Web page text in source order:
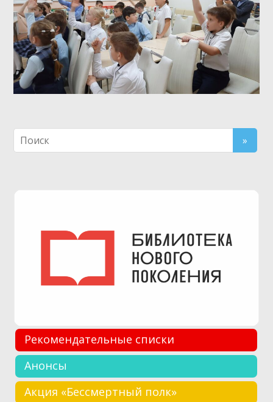
Рекомендательные списки
Анонсы
Акция «Бессмертный полк»